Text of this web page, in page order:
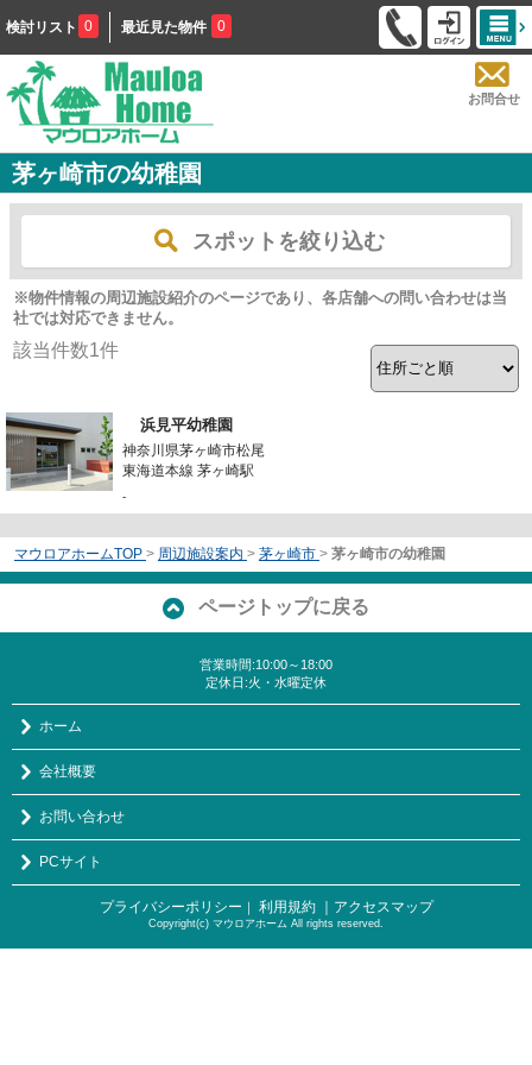
検討リスト 0 最近見た物件 0
お問合せ
茅ヶ崎市の幼稚園
スポットを絞り込む
※物件情報の周辺施設紹介のページであり、各店舗への問い合わせは当
社では対応できません。
該当件数1件
浜見平幼稚園
神奈川県茅ヶ崎市松尾
東海道本線 茅ヶ崎駅
-
マウロアホームTOP > 周辺施設案内 > 茅ヶ崎市 > 茅ヶ崎市の幼稚園
ページトップに戻る
営業時間:10:00～18:00
定休日:火・水曜定休
ホーム
会社概要
お問い合わせ
PCサイト
プライバシーポリシー ｜ 利用規約 ｜アクセスマップ
Copyright(c) マウロアホーム All rights reserved.